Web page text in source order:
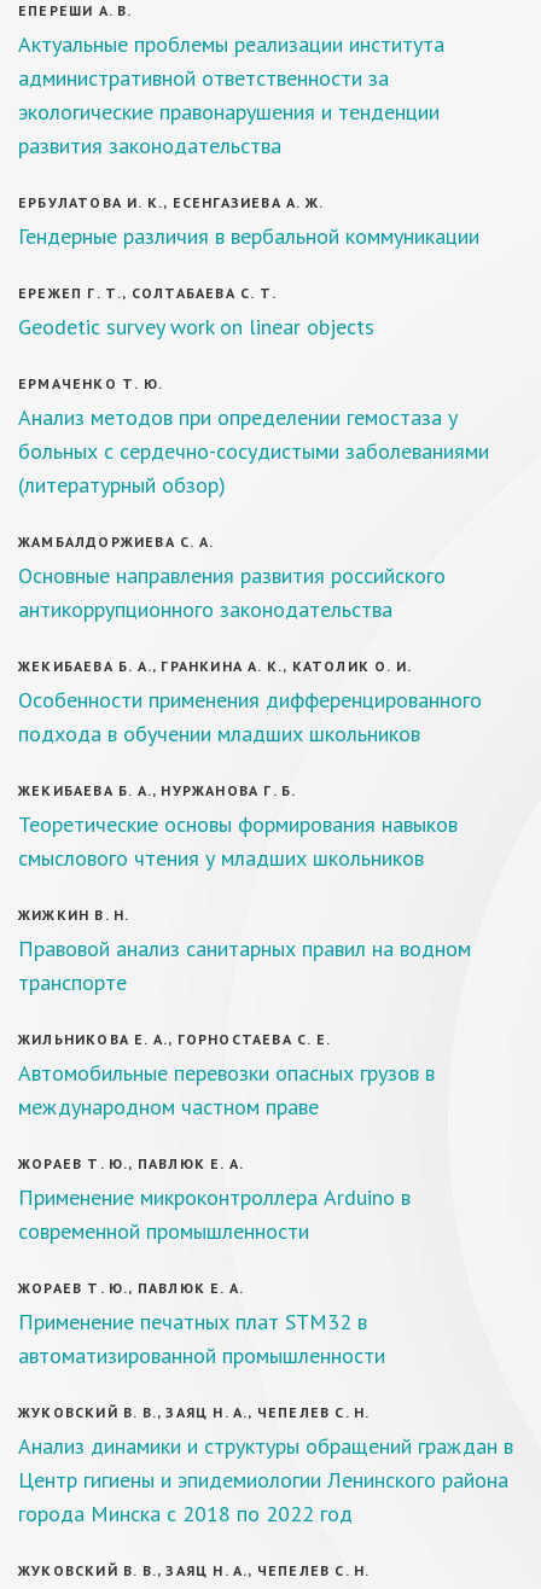
ЕПЕРЕШИ А. В.
Актуальные проблемы реализации института
административной ответственности за
экологические правонарушения и тенденции
развития законодательства
ЕРБУЛАТОВА И. К., ЕСЕНГАЗИЕВА А. Ж.
Гендерные различия в вербальной коммуникации
ЕРЕЖЕП Г. Т., СОЛТАБАЕВА С. Т.
Geodetic survey work on linear objects
ЕРМАЧЕНКО Т. Ю.
Анализ методов при определении гемостаза у
больных с сердечно-сосудистыми заболеваниями
(литературный обзор)
ЖАМБАЛДОРЖИЕВА С. А.
Основные направления развития российского
антикоррупционного законодательства
ЖЕКИБАЕВА Б. А., ГРАНКИНА А. К., КАТОЛИК О. И.
Особенности применения дифференцированного
подхода в обучении младших школьников
ЖЕКИБАЕВА Б. А., НУРЖАНОВА Г. Б.
Теоретические основы формирования навыков
смыслового чтения у младших школьников
ЖИЖКИН В. Н.
Правовой анализ санитарных правил на водном
транспорте
ЖИЛЬНИКОВА Е. А., ГОРНОСТАЕВА С. Е.
Автомобильные перевозки опасных грузов в
международном частном праве
ЖОРАЕВ Т. Ю., ПАВЛЮК Е. А.
Применение микроконтроллера Arduino в
современной промышленности
ЖОРАЕВ Т. Ю., ПАВЛЮК Е. А.
Применение печатных плат STM32 в
автоматизированной промышленности
ЖУКОВСКИЙ В. В., ЗАЯЦ Н. А., ЧЕПЕЛЕВ С. Н.
Анализ динамики и структуры обращений граждан в
Центр гигиены и эпидемиологии Ленинского района
города Минска с 2018 по 2022 год
ЖУКОВСКИЙ В. В., ЗАЯЦ Н. А., ЧЕПЕЛЕВ С. Н.